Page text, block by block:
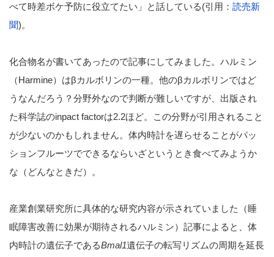
べて時差ボケ予防に役立てたい」と話している(引用： 読売新
聞)。
化合物名が書いてあったので記事にしてみました。ハルミン
（Harmine）はβカルボリンの一種。他のβカルボリンではど
うなんだろう？分野外なので判断が難しいですが、出版され
た科学誌のinpact factorは2.2ほど。この分野が引用されること
が少ないのかもしれません。体内時計を遅らせることがパッ
ションフルーツでできるならいざというとき食べてみようか
な（どんなときだ）。
産業創業研究所に具体的な研究内容が示されていました（睡
眠障害改善に効果が期待されるハルミン）記事によると、体
内時計の遺伝子であるBmal1遺伝子の転写リズムの周期を延長